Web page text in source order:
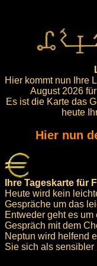
Hier kommt nun Ihre
August 2026
Es ist die Karte das
heute
Hier nun
Ihre Tageskarte für
Heute wird kein
Gespräche um das
Entweder geht es
Gespräch mit dem
Neptun wird helfend
Sie sich als